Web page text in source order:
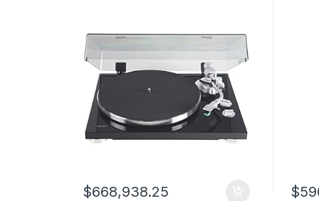
$668,938.25 $